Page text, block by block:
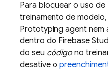
Para bloquear o uso de
treinamento de modelo,
Prototyping agent nem
dentro do Firebase
do seu código no
desative o